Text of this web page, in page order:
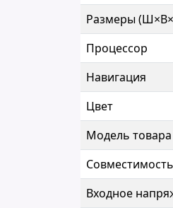
Размеры
Процессор
Навигация
Цвет
Модель товара
Совместимость
Входное